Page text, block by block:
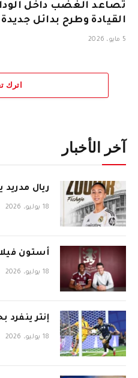
تصاعد الغضب داخل
القيادة وطرح بدائل جديدة
5 مايو، 2026
اترك
آخر الأخبار
ريال
18 يوليو، 2026
أستون
18 يوليو، 2026
إنتر ينفرد
18 يوليو، 2026